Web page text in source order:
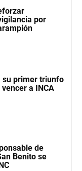
por
su primer triunfo
a INCA
de
Benito se